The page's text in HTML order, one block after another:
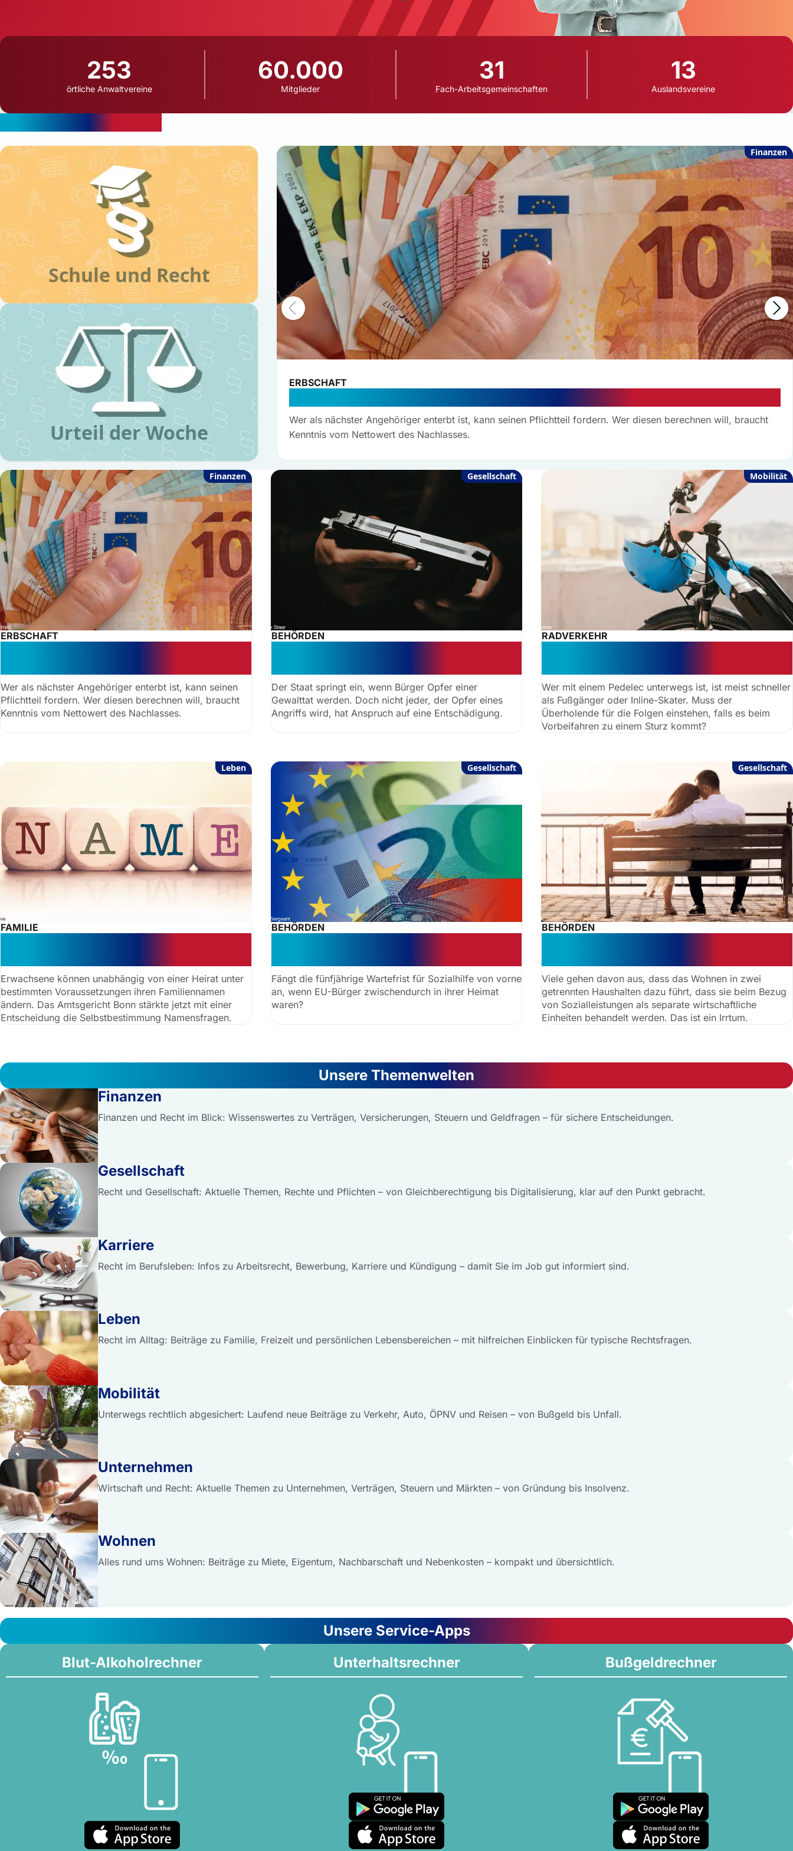
253
örtliche Anwaltvereine
60.000
Mitglieder
31
Fach-Arbeitsgemeinschaften
13
Auslandsvereine
Schule und Recht
Urteil der Woche
Finanzen
ERBSCHAFT
Wer als nächster Angehöriger enterbt ist, kann seinen Pflichtteil fordern. Wer diesen berechnen will, braucht
Kenntnis vom Nettowert des Nachlasses.
Finanzen
ERBSCHAFT
Wer als nächster Angehöriger enterbt ist, kann seinen
Pflichtteil fordern. Wer diesen berechnen will, braucht
Kenntnis vom Nettowert des Nachlasses.
Gesellschaft
BEHÖRDEN
Der Staat springt ein, wenn Bürger Opfer einer
Gewalttat werden. Doch nicht jeder, der Opfer eines
Angriffs wird, hat Anspruch auf eine Entschädigung.
Mobilität
RADVERKEHR
Wer mit einem Pedelec unterwegs ist, ist meist schneller
als Fußgänger oder Inline-Skater. Muss der
Überholende für die Folgen einstehen, falls es beim
Vorbeifahren zu einem Sturz kommt?
Leben
FAMILIE
Erwachsene können unabhängig von einer Heirat unter
bestimmten Voraussetzungen ihren Familiennamen
ändern. Das Amtsgericht Bonn stärkte jetzt mit einer
Entscheidung die Selbstbestimmung Namensfragen.
Gesellschaft
BEHÖRDEN
Fängt die fünfjährige Wartefrist für Sozialhilfe von vorne
an, wenn EU-Bürger zwischendurch in ihrer Heimat
waren?
Gesellschaft
BEHÖRDEN
Viele gehen davon aus, dass das Wohnen in zwei
getrennten Haushalten dazu führt, dass sie beim Bezug
von Sozialleistungen als separate wirtschaftliche
Einheiten behandelt werden. Das ist ein Irrtum.
Unsere Themenwelten
Finanzen
Finanzen und Recht im Blick: Wissenswertes zu Verträgen, Versicherungen, Steuern und Geldfragen – für sichere Entscheidungen.
Gesellschaft
Recht und Gesellschaft: Aktuelle Themen, Rechte und Pflichten – von Gleichberechtigung bis Digitalisierung, klar auf den Punkt gebracht.
Karriere
Recht im Berufsleben: Infos zu Arbeitsrecht, Bewerbung, Karriere und Kündigung – damit Sie im Job gut informiert sind.
Leben
Recht im Alltag: Beiträge zu Familie, Freizeit und persönlichen Lebensbereichen – mit hilfreichen Einblicken für typische Rechtsfragen.
Mobilität
Unterwegs rechtlich abgesichert: Laufend neue Beiträge zu Verkehr, Auto, ÖPNV und Reisen – von Bußgeld bis Unfall.
Unternehmen
Wirtschaft und Recht: Aktuelle Themen zu Unternehmen, Verträgen, Steuern und Märkten – von Gründung bis Insolvenz.
Wohnen
Alles rund ums Wohnen: Beiträge zu Miete, Eigentum, Nachbarschaft und Nebenkosten – kompakt und übersichtlich.
Unsere Service-Apps
Blut-Alkoholrechner
Unterhaltsrechner Bußgeldrechner